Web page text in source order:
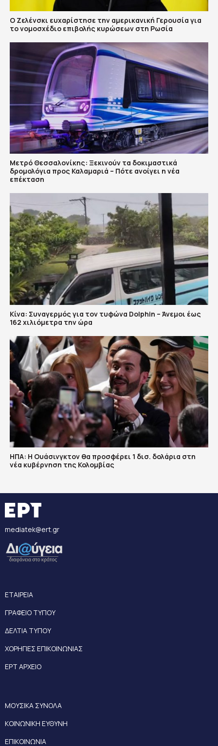
Ο Ζελένσκι ευχαρίστησε την αμερικανική Γερουσία για
το νομοσχέδιο επιβολής κυρώσεων στη Ρωσία
Μετρό Θεσσαλονίκης: Ξεκινούν τα δοκιμαστικά
δρομολόγια προς Καλαμαριά – Πότε ανοίγει η νέα
επέκταση
Κίνα: Συναγερμός για τον τυφώνα Dolphin – Άνεμοι έως
162 χιλιόμετρα την ώρα
ΗΠΑ: H Ουάσινγκτον θα προσφέρει 1 δισ. δολάρια στη
νέα κυβέρνηση της Κολομβίας
mediatek@ert.gr
ΕΤΑΙΡΕΙΑ
ΓΡΑΦΕΙΟ ΤΥΠΟΥ
ΔΕΛΤΙΑ ΤΥΠΟΥ
ΧΟΡΗΓΙΕΣ ΕΠΙΚΟΙΝΩΝΙΑΣ
ΕΡΤ ΑΡΧΕΙΟ
ΜΟΥΣΙΚΑ ΣΥΝΟΛΑ
ΚΟΙΝΩΝΙΚΗ ΕΥΘΥΝΗ
ΕΠΙΚΟΙΝΩΝΙΑ